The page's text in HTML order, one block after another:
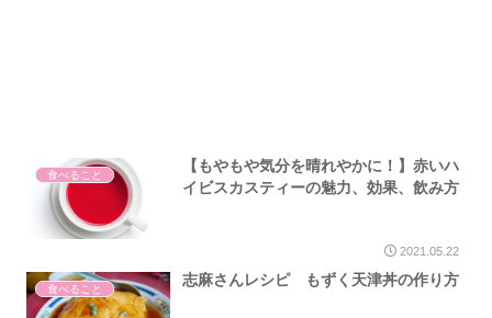
食べること
【もやもや気分を晴れやかに！】赤いハ
イビスカスティーの魅力、効果、飲み方
2021.05.22
食べること
志麻さんレシピ もずく天津丼の作り方